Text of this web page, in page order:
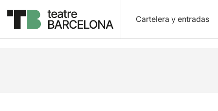
Cartelera y entradas